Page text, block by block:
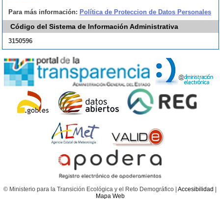
Para más información: Política de Proteccion de Datos Personales
Código del Sistema de Información Administrativa
3150596
© Ministerio para la Transición Ecológica y el Reto Demográfico | Accesibilidad
Mapa Web